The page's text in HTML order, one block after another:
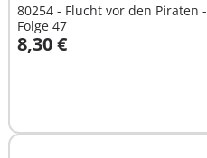
80254 - Flucht vor den Piraten -
Folge 47
8,30 €
In den Warenkorb